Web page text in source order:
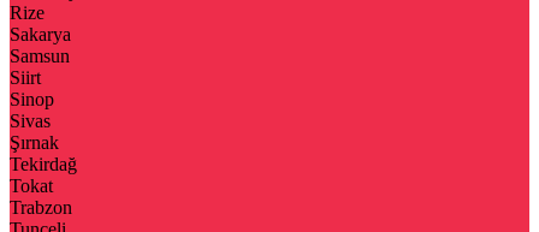
Rize
Sakarya
Samsun
Siirt
Sinop
Sivas
Şırnak
Tekirdağ
Tokat
Trabzon